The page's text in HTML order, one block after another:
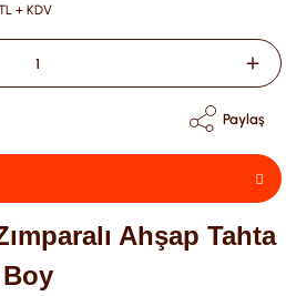
+ KDV
Paylaş
Ahşap Tahta